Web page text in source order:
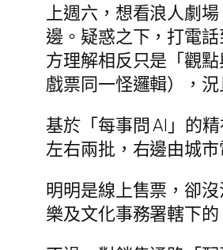
上週六，想看浪人劇
邊。疑惑之下，打電
方理解相反只是「觀
戲票同一怪邏輯），
基於「每事問 AI」的
左右兩批，右邊由城
明明是線上售票，卻
樂及文化事務署轄下